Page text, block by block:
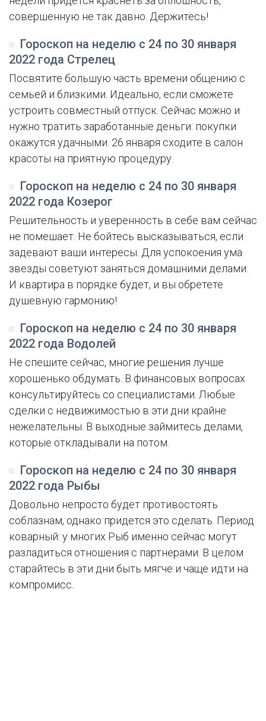
совершенную не так давно. Держитесь!
Гороскоп на неделю с 24 по 30 января
2022 года Стрелец
Посвятите большую часть времени общению с
семьей и близкими. Идеально, если сможете
устроить совместный отпуск. Сейчас можно и
нужно тратить заработанные деньги: покупки
окажутся удачными. 26 января сходите в салон
красоты на приятную процедуру.
Гороскоп на неделю с 24 по 30 января
2022 года Козерог
Решительность и уверенность в себе вам сейчас
не помешает. Не бойтесь высказываться, если
задевают ваши интересы. Для успокоения ума
звезды советуют заняться домашними делами.
И квартира в порядке будет, и вы обретете
душевную гармонию!
Гороскоп на неделю с 24 по 30 января
2022 года Водолей
Не спешите сейчас, многие решения лучше
хорошенько обдумать. В финансовых вопросах
консультируйтесь со специалистами. Любые
сделки с недвижимостью в эти дни крайне
нежелательны. В выходные займитесь делами,
которые откладывали на потом.
Гороскоп на неделю с 24 по 30 января
2022 года Рыбы
Довольно непросто будет противостоять
соблазнам, однако придется это сделать. Период
коварный: у многих Рыб именно сейчас могут
разладиться отношения с партнерами. В целом
старайтесь в эти дни быть мягче и чаще идти на
компромисс.